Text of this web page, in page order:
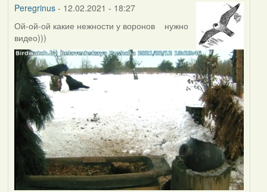
Peregrinus- 12.02.2021 - 18:27
Ой-ой-ой какие нежности у воронов нужно
видео)))